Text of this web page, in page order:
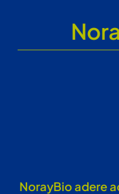
NorayBio adere